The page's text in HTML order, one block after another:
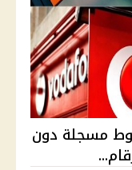
مسجلة دون